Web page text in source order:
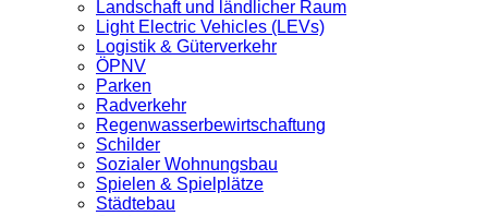
Landschaft und ländlicher Raum
Light Electric Vehicles (LEVs)
Logistik & Güterverkehr
ÖPNV
Parken
Radverkehr
Regenwasserbewirtschaftung
Schilder
Sozialer Wohnungsbau
Spielen & Spielplätze
Städtebau